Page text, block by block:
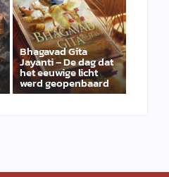
Bhagavad Gita
Jayanti – De dag dat
het eeuwige licht
werd geopenbaard